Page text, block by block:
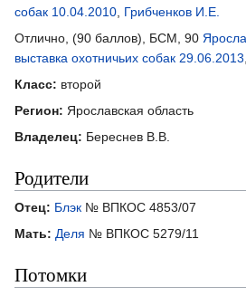
собак 10.04.2010 Грибченков И.Е.
Отлично, (90 баллов), БСМ, 90
выставка охотничьих собак 29.06.2013
Класс: второй
Регион: Ярославская область
Владелец: Береснев В.В.
Родители
Отец: Блэк № ВПКОС 4853/07
Мать: Деля № ВПКОС 5279/11
Потомки